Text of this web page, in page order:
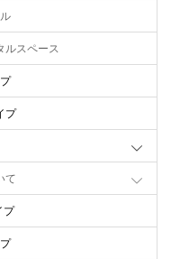
ルスペース
プ
て
プ